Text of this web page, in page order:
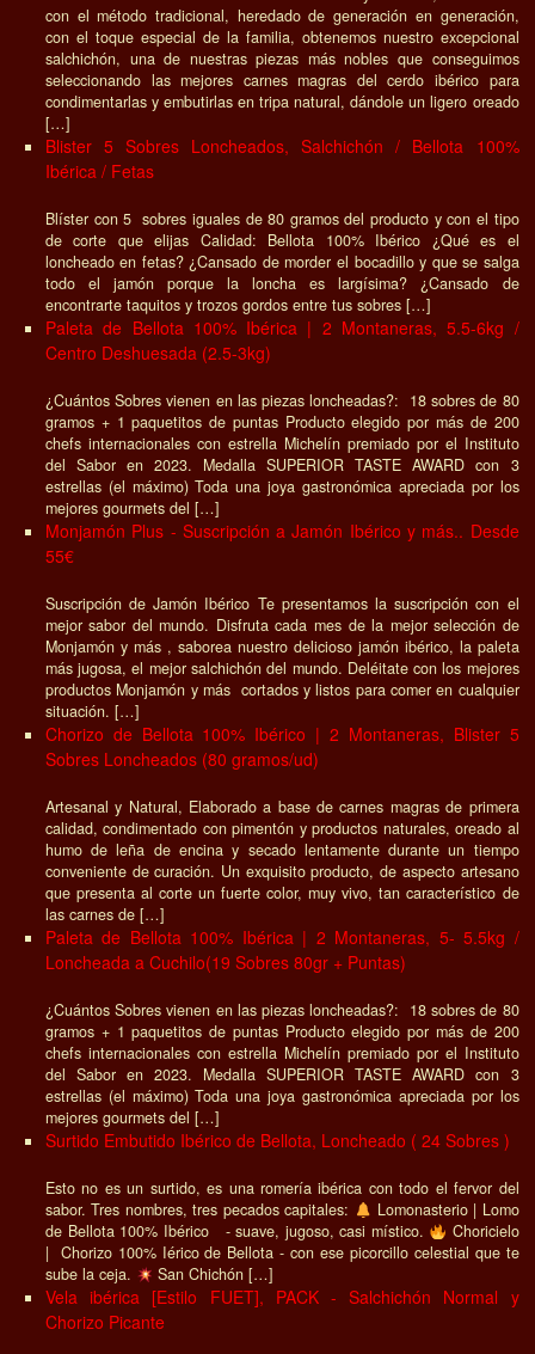
con el método tradicional, heredado de generación en generación,
con el toque especial de la familia, obtenemos nuestro excepcional
salchichón, una de nuestras piezas más nobles que conseguimos
seleccionando las mejores carnes magras del cerdo ibérico para
condimentarlas y embutirlas en tripa natural, dándole un ligero oreado
[…]
Blister 5 Sobres Loncheados, Salchichón / Bellota 100%
Ibérica / Fetas
Blíster con 5 sobres iguales de 80 gramos del producto y con el tipo
de corte que elijas Calidad: Bellota 100% Ibérico ¿Qué es el
loncheado en fetas? ¿Cansado de morder el bocadillo y que se salga
todo el jamón porque la loncha es largísima? ¿Cansado de
encontrarte taquitos y trozos gordos entre tus sobres […]
Paleta de Bellota 100% Ibérica | 2 Montaneras, 5.5-6kg /
Centro Deshuesada (2.5-3kg)
¿Cuántos Sobres vienen en las piezas loncheadas?: 18 sobres de 80
gramos + 1 paquetitos de puntas Producto elegido por más de 200
chefs internacionales con estrella Michelín premiado por el Instituto
del Sabor en 2023. Medalla SUPERIOR TASTE AWARD con 3
estrellas (el máximo) Toda una joya gastronómica apreciada por los
mejores gourmets del […]
Monjamón Plus - Suscripción a Jamón Ibérico y más.. Desde
55€
Suscripción de Jamón Ibérico Te presentamos la suscripción con el
mejor sabor del mundo. Disfruta cada mes de la mejor selección de
Monjamón y más , saborea nuestro delicioso jamón ibérico, la paleta
más jugosa, el mejor salchichón del mundo. Deléitate con los mejores
productos Monjamón y más cortados y listos para comer en cualquier
situación. […]
Chorizo de Bellota 100% Ibérico | 2 Montaneras, Blister 5
Sobres Loncheados (80 gramos/ud)
Artesanal y Natural, Elaborado a base de carnes magras de primera
calidad, condimentado con pimentón y productos naturales, oreado al
humo de leña de encina y secado lentamente durante un tiempo
conveniente de curación. Un exquisito producto, de aspecto artesano
que presenta al corte un fuerte color, muy vivo, tan característico de
las carnes de […]
Paleta de Bellota 100% Ibérica | 2 Montaneras, 5- 5.5kg /
Loncheada a Cuchilo(19 Sobres 80gr + Puntas)
¿Cuántos Sobres vienen en las piezas loncheadas?: 18 sobres de 80
gramos + 1 paquetitos de puntas Producto elegido por más de 200
chefs internacionales con estrella Michelín premiado por el Instituto
del Sabor en 2023. Medalla SUPERIOR TASTE AWARD con 3
estrellas (el máximo) Toda una joya gastronómica apreciada por los
mejores gourmets del […]
Surtido Embutido Ibérico de Bellota, Loncheado ( 24 Sobres )
Esto no es un surtido, es una romería ibérica con todo el fervor del
sabor. Tres nombres, tres pecados capitales:
Lomonasterio | Lomo
de Bellota 100% Ibérico - suave, jugoso, casi místico.
Choricielo
| Chorizo 100% Iérico de Bellota - con ese picorcillo celestial que te
sube la ceja.
San Chichón […]
Vela ibérica [Estilo FUET], PACK - Salchichón Normal y
Chorizo Picante